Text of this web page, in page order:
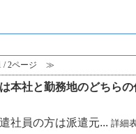
/ 2ページ ≫
本社と勤務地のどちら
社員の方は派遣元... 詳細